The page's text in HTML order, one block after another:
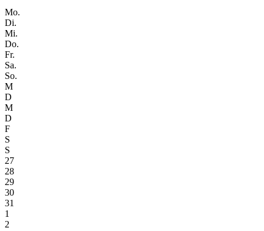
Mo.
Di.
Mi.
Do.
Fr.
Sa.
So.
M
D
M
D
F
S
S
27
28
29
30
31
1
2